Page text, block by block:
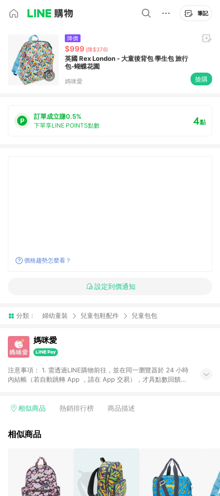
筆記
降價
$999 (降$376)
英國 Rex London - 大童後背包 學生包 旅行
包-蝴蝶花園
媽咪愛 搶購
訂單成立賺0.5%
下單享LINE POINTS點數 4點
價格趨勢怎麼看？
設定到價通知
分類： 婦幼童裝 兒童包鞋配件 兒童包包
媽咪愛
注意事項： 1. 需透過LINE購物前往，並在同一瀏覽器於 24 小時
內結帳（若自動跳轉 App ，請在 App 交易），才具點數回饋資
請更新至 3.9 才具贈點資格。 5. 點數將於廠商出貨後 30 天後發
車標示為準。 7. LINE購物導購回饋無法與媽咪愛站上折價券並
/ 瑪利歐玩具 / LEGO樂高 / 尿布 / 橋樑書 / 中高年級推薦書單 /
行李箱 / 寶寶攝影機 / 雞精&鱸魚精 / 美妝保養 / 居家防護 / 暢銷
作者&經典角色 / 人氣卡通大集合 / 地墊&圍欄 / 外文&英文童書 /
套書專區 / 各式零嘴&堅果&珍珠&果乾&糖果 / 兒童耳機&耳麥 /
相似商品 熱銷排行榜 商品描述
相似商品